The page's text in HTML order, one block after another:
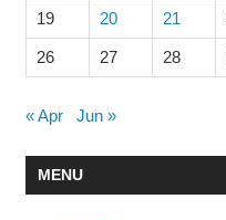
19 20 21
26 27 28
« Apr Jun »
MENU